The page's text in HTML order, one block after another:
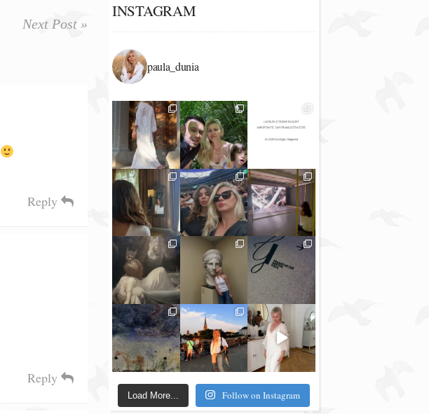
Next Post »
Reply
Reply
INSTAGRAM
paula_dunia
Load More... Follow on Instagram